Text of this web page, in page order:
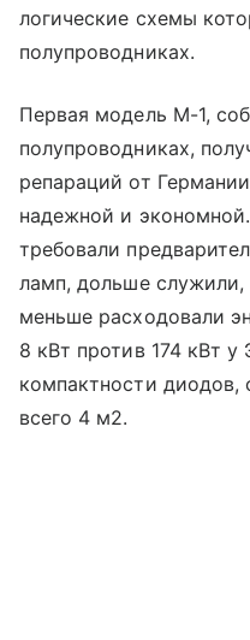
логические схемы
полупроводниках.
Первая модель М-1,
полупроводниках,
репараций от
надежной и
требовали
ламп, дольше
меньше расходовали
8 кВт против 174 кВт
компактности диодов,
всего 4 м2.